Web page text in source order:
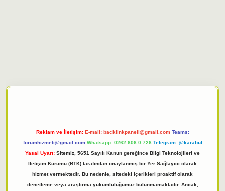
Reklam ve İletişim: E-mail: backlinkpaneli@gmail.com Teams:
forumhizmeti@gmail.com Whatsapp: 0262 606 0 726 Telegram: @karabul
Yasal Uyarı: Sitemiz, 5651 Sayılı Kanun gereğince Bilgi Teknolojileri ve
İletişim Kurumu (BTK) tarafından onaylanmış bir Yer Sağlayıcı olarak
hizmet vermektedir. Bu nedenle, sitedeki içerikleri proaktif olarak
denetleme veya araştırma yükümlülüğümüz bulunmamaktadır. Ancak,